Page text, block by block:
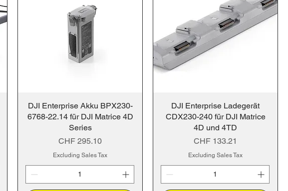
DJI Enterprise Akku BPX230-
6768-22.14 für DJI Matrice 4D
Series
Price
CHF 295.10
Excluding Sales Tax
DJI Enterprise Ladegerät
CDX230-240 für DJI Matrice
4D und 4TD
Price
CHF 133.21
Excluding Sales Tax